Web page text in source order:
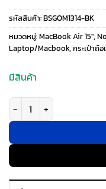
was:
รหัสสินค้า:BSGOM1314-BK
หมวดหมู่:MacBook Air 15″,
Laptop/Macbook, กระเป๋าถื
มีสินค้า
จำนวน Tucano รุ่น